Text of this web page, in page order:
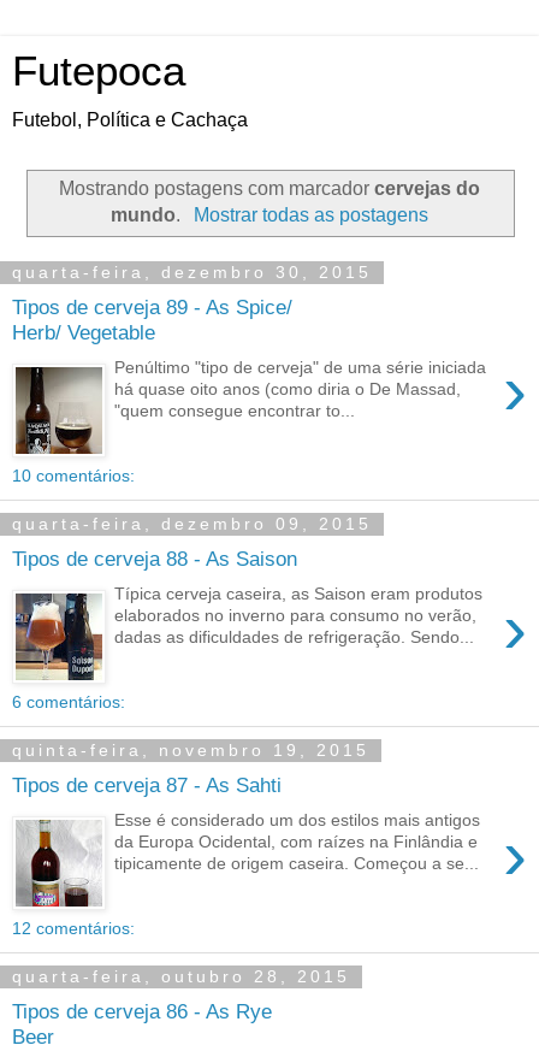
Futepoca
Futebol, Política e Cachaça
Mostrando postagens com marcador cervejas do
mundo. Mostrar todas as postagens
quarta-feira, dezembro 30, 2015
Tipos de cerveja 89 - As Spice/
Herb/ Vegetable
›
Penúltimo "tipo de cerveja" de uma série iniciada
há quase oito anos (como diria o De Massad,
"quem consegue encontrar to...
10 comentários:
quarta-feira, dezembro 09, 2015
Tipos de cerveja 88 - As Saison
›
Típica cerveja caseira, as Saison eram produtos
elaborados no inverno para consumo no verão,
dadas as dificuldades de refrigeração. Sendo...
6 comentários:
quinta-feira, novembro 19, 2015
Tipos de cerveja 87 - As Sahti
›
Esse é considerado um dos estilos mais antigos
da Europa Ocidental, com raízes na Finlândia e
tipicamente de origem caseira. Começou a se...
12 comentários:
quarta-feira, outubro 28, 2015
Tipos de cerveja 86 - As Rye
Beer